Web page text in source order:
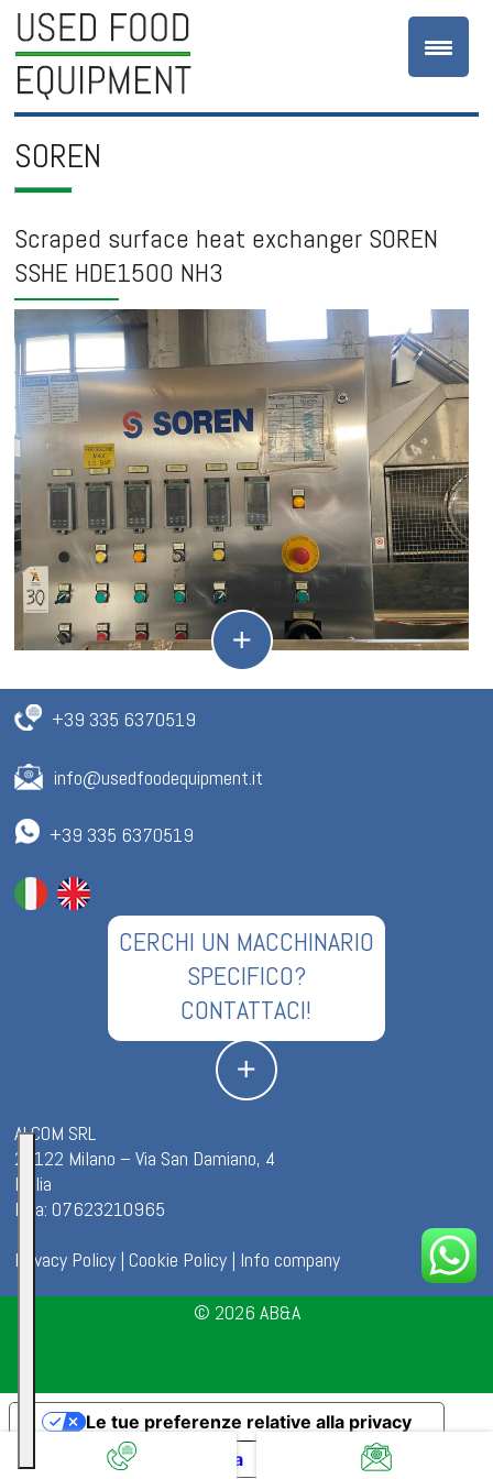
SOREN
Scraped surface heat exchanger SOREN
SSHE HDE1500 NH3
+39 335 6370519
info@usedfoodequipment.it
+39 335 6370519
CERCHI UN MACCHINARIO
SPECIFICO?
CONTATTACI!
ALCOM SRL
20122 Milano – Via San Damiano, 4
Italia
P.iva: 07623210965
Privacy Policy |Cookie Policy | Info company
© 2026 AB&A
Informativa sulla raccolta
Le tue preferenze relative alla privacy